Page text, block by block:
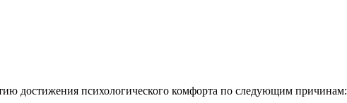
достижения психологического комфорта по следующим причинам: